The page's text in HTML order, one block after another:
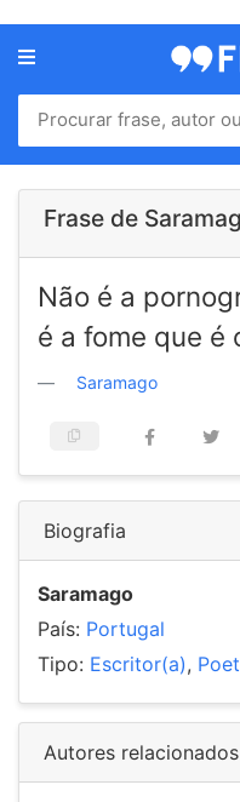
Menu
Home
Autores
de
Frase de
Não é a
é a fome que é
Saramago
Biografia
Saramago
País: Portugal
Tipo: Escritor(a),
Autores relacionados